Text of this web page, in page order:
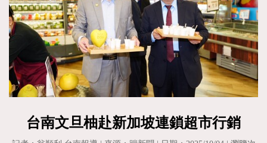
o
n
台南文旦柚赴新加坡連鎖超市行銷